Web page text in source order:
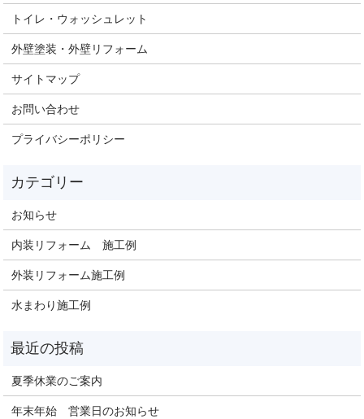
トイレ・ウォッシュレット
外壁塗装・外壁リフォーム
サイトマップ
お問い合わせ
プライバシーポリシー
お知らせ
内装リフォーム 施工例
外装リフォーム施工例
水まわり施工例
夏季休業のご案内
年末年始 営業日のお知らせ